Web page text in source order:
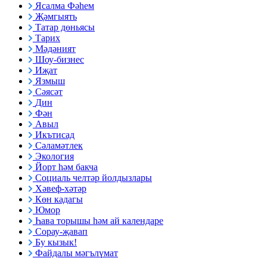
Ясалма Фәһем
Җәмгыять
Татар дөньясы
Тарих
Мәдәният
Шоу-бизнес
Иҗат
Язмыш
Сәясәт
Дин
Фән
Авыл
Икътисад
Сәламәтлек
Экология
Йорт һәм бакча
Социаль челтәр йолдызлары
Хәвеф-хәтәр
Көн кадагы
Юмор
Һава торышы һәм ай календаре
Сорау-җавап
Бу кызык!
Файдалы мәгълүмат